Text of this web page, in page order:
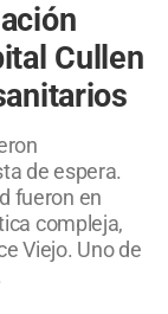
Cullen
de espera.
fueron en
compleja,
Viejo. Uno de